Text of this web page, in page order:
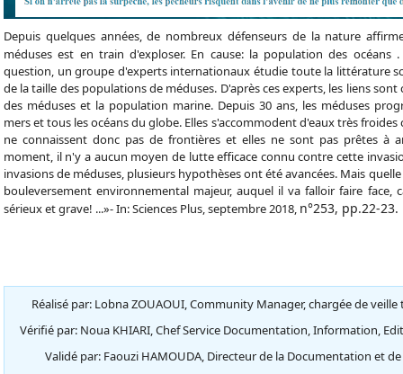
Depuis quelques années, de nombreux défenseurs de la nature
méduses est en train d'exploser. En cause: la population des océans .
question, un groupe d'experts internationaux étudie toute la littérature
de la taille des populations de méduses. D'après ces experts, les liens
des méduses et la population marine. Depuis 30 ans, les méduses
mers et tous les océans du globe. Elles s'accommodent d'eaux très
ne connaissent donc pas de frontières et elles ne sont pas prêtes à
moment, il n'y a aucun moyen de lutte efficace connu contre cette
invasions de méduses, plusieurs hypothèses ont été avancées. Mais
bouleversement environnemental majeur, auquel il va falloir faire face,
sérieux et grave! ...»- In: Sciences Plus, septembre 2018, n°253, pp.22-23.
Réalisé par: Lobna ZOUAOUI, Community Manager, chargée de
Vérifié par: Noua KHIARI, Chef Service Documentation, Information,
Validé par: Faouzi HAMOUDA, Directeur de la Documentation et